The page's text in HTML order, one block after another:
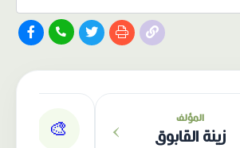
المؤلف
زينة القابوق ›
🎨